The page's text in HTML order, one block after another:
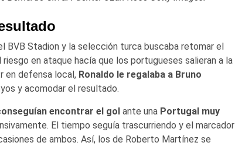
BVB Stadion y la selección turca buscaba retomar el
en ataque hacía que los portugueses salieran a la
en defensa local, Ronaldo le regalaba a Bruno
y acomodar el resultado.
encontrar el golante una Portugal muy
El tiempo seguía trascurriendo y el marcador
de ambos. Así, los de Roberto Martínez se